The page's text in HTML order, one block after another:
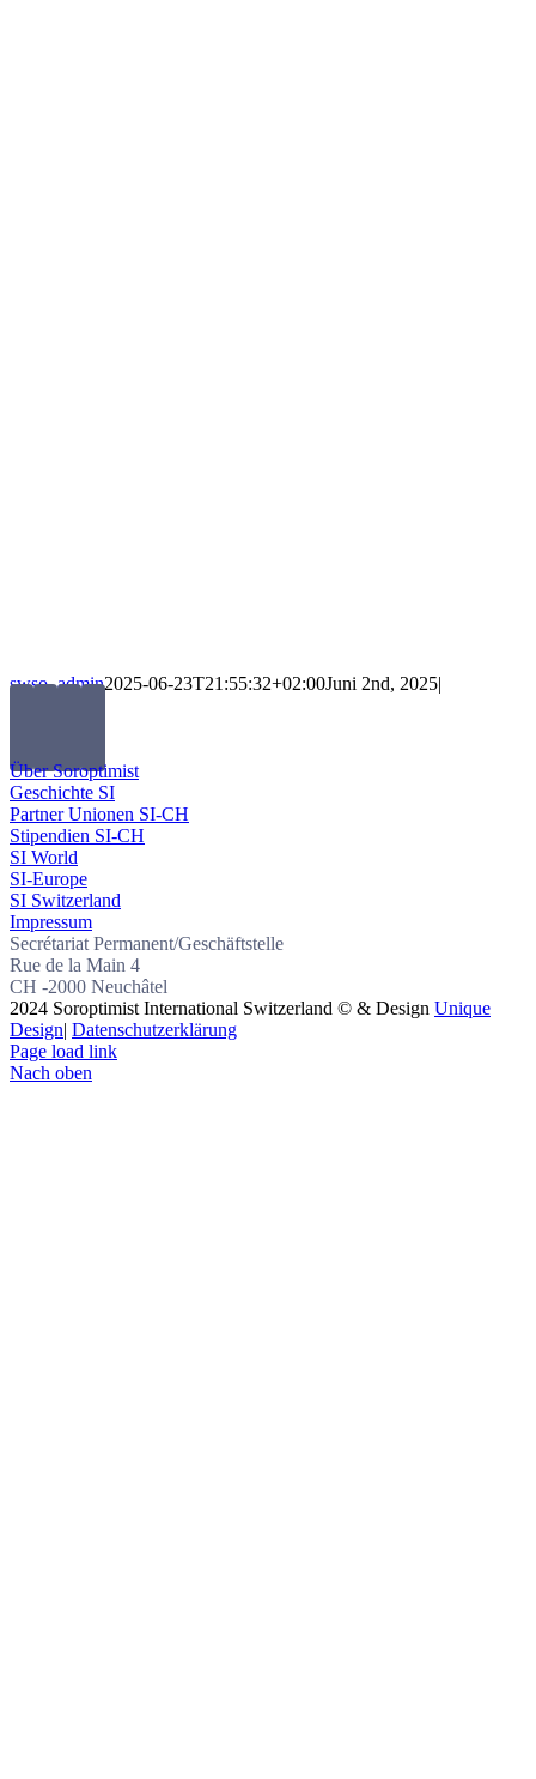
swso_admin2025-06-23T21:55:32+02:00Juni 2nd, 2025|
Über Soroptimist
Geschichte SI
Partner Unionen SI-CH
Stipendien SI-CH
SI World
SI-Europe
SI Switzerland
Impressum
Secrétariat Permanent/Geschäftstelle
Rue de la Main 4
CH -2000 Neuchâtel
2024 Soroptimist International Switzerland © & Design Unique
Design| Datenschutzerklärung
Page load link
Nach oben